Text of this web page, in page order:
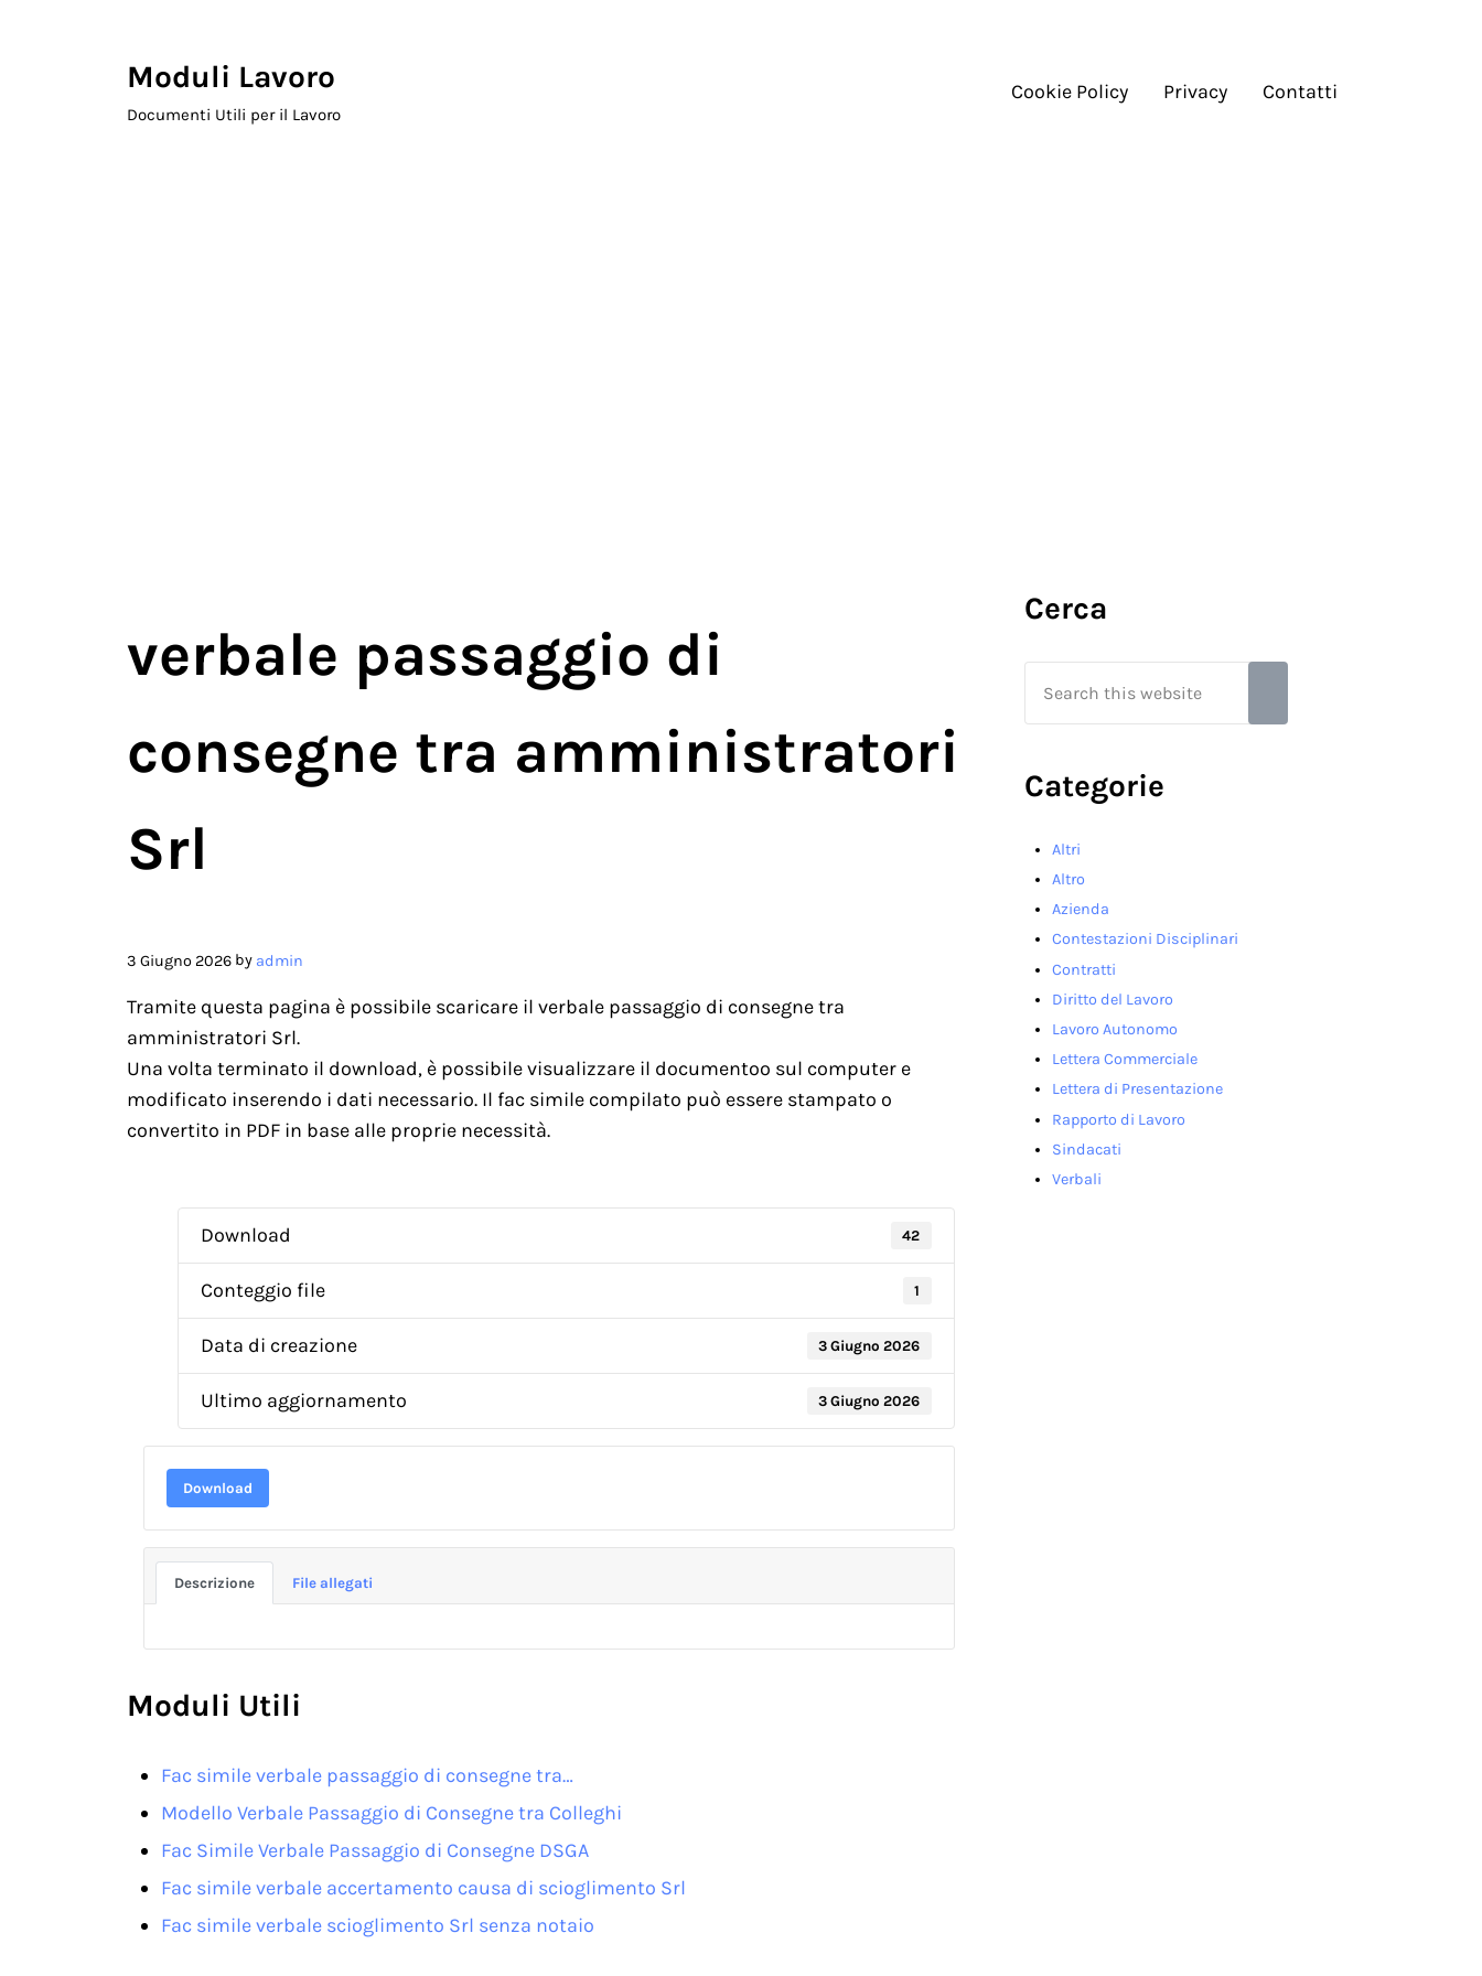
Moduli Lavoro
Documenti Utili per il Lavoro
Cookie Policy Privacy Contatti
verbale passaggio di
consegne tra amministratori
Srl​
3 Giugno 2026by admin
Tramite questa pagina è possibile scaricare il verbale passaggio di consegne tra
amministratori Srl​.
Una volta terminato il download, è possibile visualizzare il documentoo sul computer e
modificato inserendo i dati necessario. Il fac simile compilato può essere stampato o
convertito in PDF in base alle proprie necessità.
Download 42
Conteggio file 1
Data di creazione 3 Giugno 2026
Ultimo aggiornamento 3 Giugno 2026
Download
Descrizione File allegati
Moduli Utili
Fac simile verbale passaggio di consegne tra…
Modello Verbale Passaggio di Consegne tra Colleghi
Fac Simile Verbale Passaggio di Consegne DSGA
Fac simile verbale accertamento causa di scioglimento Srl
Fac simile verbale scioglimento Srl senza notaio​
Cerca
Categorie
Altri
Altro
Azienda
Contestazioni Disciplinari
Contratti
Diritto del Lavoro
Lavoro Autonomo
Lettera Commerciale
Lettera di Presentazione
Rapporto di Lavoro
Sindacati
Verbali